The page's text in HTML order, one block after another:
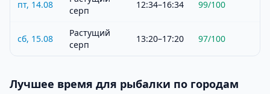
пт, 14.08
серп
12:34–16:34 99/100
сб, 15.08
Растущий
серп
13:20–17:20 97/100
Лучшее время для рыбалки по городам